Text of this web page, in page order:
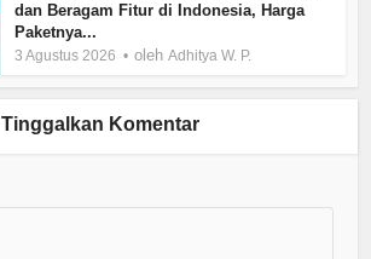
dan Beragam Fitur di Indonesia, Harga
Paketnya...
3 Agustus 2026 olehAdhitya W. P.
Tinggalkan Komentar